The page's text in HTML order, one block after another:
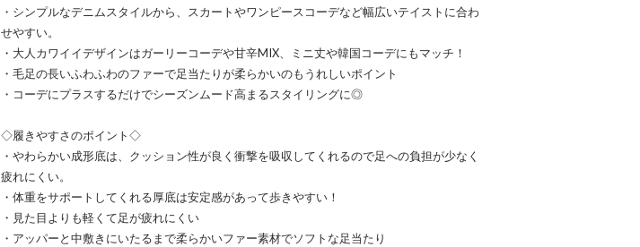
・シンプルなデニムスタイルから、スカートやワンピースコーデなど幅広いテイストに合わ
せやすい。
・大人カワイイデザインはガーリーコーデや甘辛MIX、ミニ丈や韓国コーデにもマッチ！
・毛足の長いふわふわのファーで足当たりが柔らかいのもうれしいポイント
・コーデにプラスするだけでシーズンムード高まるスタイリングに◎
◇履きやすさのポイント◇
・やわらかい成形底は、クッション性が良く衝撃を吸収してくれるので足への負担が少なく
疲れにくい。
・体重をサポートしてくれる厚底は安定感があって歩きやすい！
・見た目よりも軽くて足が疲れにくい
・アッパーと中敷きにいたるまで柔らかいファー素材でソフトな足当たり